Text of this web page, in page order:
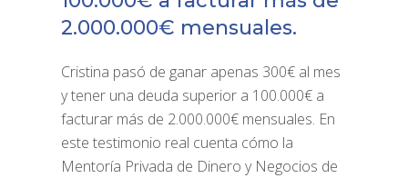
2.000.000€ mensuales.
Cristina pasó de ganar apenas 300€ al mes
y tener una deuda superior a 100.000€ a
facturar más de 2.000.000€ mensuales. En
este testimonio real cuenta cómo la
Mentoría Privada de Dinero y Negocios de